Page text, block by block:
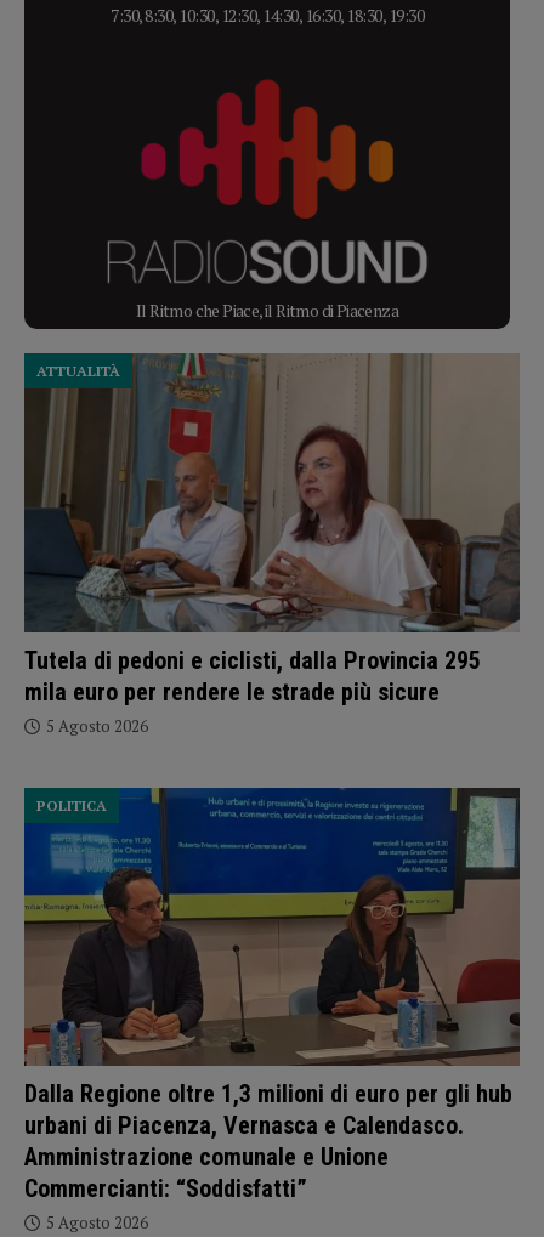
7:30, 8:30, 10:30, 12:30, 14:30, 16:30, 18:30, 19:30
Il Ritmo che Piace, il Ritmo di Piacenza
Tutela di pedoni e ciclisti, dalla Provincia 295
mila euro per rendere le strade più sicure
ATTUALITÀ
5 Agosto 2026
Dalla Regione oltre 1,3 milioni di euro per gli hub
urbani di Piacenza, Vernasca e Calendasco.
Amministrazione comunale e Unione
Commercianti: “Soddisfatti”
POLITICA
5 Agosto 2026